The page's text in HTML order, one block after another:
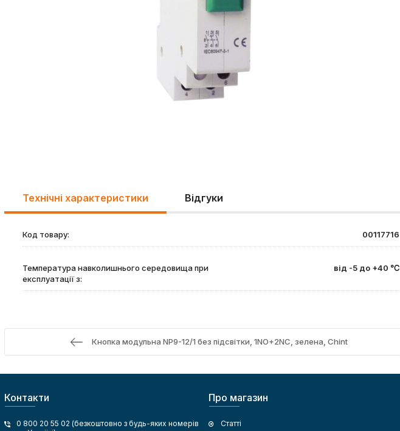
Технічні характеристики Відгуки
Код товару: 00117716
Температура навколишнього середовища при
експлуатації з:
від -5 до +40 ℃
Кнопка модульна NP9-12/1 без підсвітки, 1NO+2NC, зелена, Chint
Контакти
0 800 20 55 02 (безкоштовно з будь-яких номерів
Про магазин
Статті